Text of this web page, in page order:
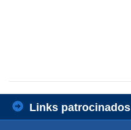
Links patrocinados